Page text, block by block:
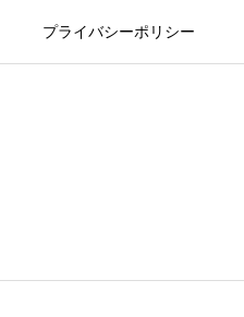
プライバシーポリシー